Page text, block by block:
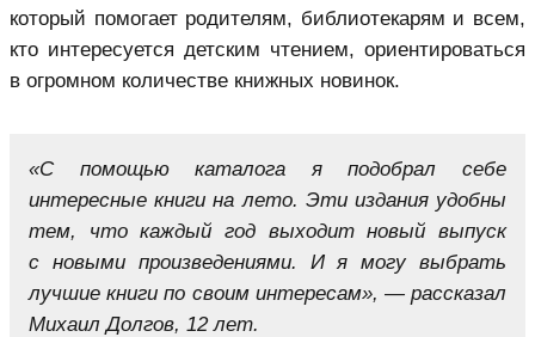
который помогает родителям, библиотекарям и всем,
кто интересуется детским чтением, ориентироваться
в огромном количестве книжных новинок.
«С помощью каталога я подобрал себе
интересные книги на лето. Эти издания удобны
тем, что каждый год выходит новый выпуск
с новыми произведениями. И я могу выбрать
лучшие книги по своим интересам», — рассказал
Михаил Долгов, 12 лет.